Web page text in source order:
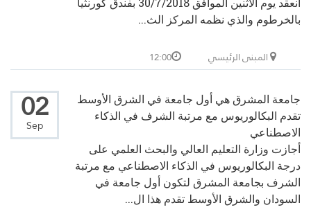
بالخرطوم والذي نظمه المركز الث...
المبنى الرئيسي 12:00
02
Sep
جامعة المشرق هي أول جامعة في الشرق الأوسط
تقدم البكالوريوس مع مرتبة الشرف في الذكاء
الاصطناعي
أجازت وزارة التعليم العالي والبحث العلمي على
درجة البكالوريوس في الذكاء الاصطناعي مع مرتبة
الشرف بجامعة المشرق لتكون أول جامعة في
السودان والشرق الأوسط تقدم هذا ال...